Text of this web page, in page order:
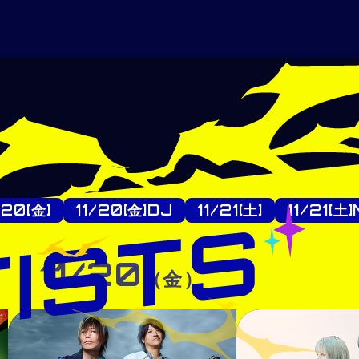
20[金] 11/20[金]DJ 11/21[土] 11/21[土
11/20 （金）